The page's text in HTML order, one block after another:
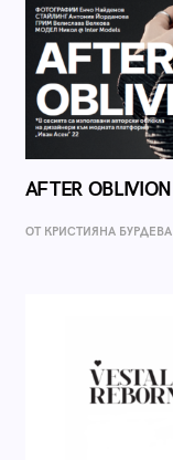
AFTER OBLIVION
ОТ КРИСТИЯНА БУРДЕВА